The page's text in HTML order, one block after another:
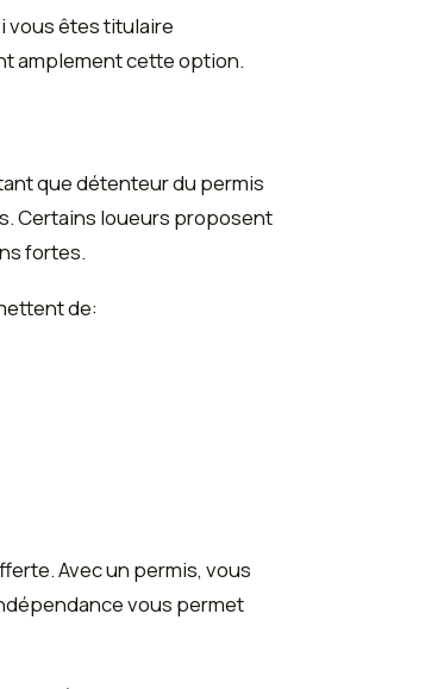
vous êtes titulaire
amplement cette option.
que détenteur du permis
Certains loueurs proposent
fortes.
de:
Avec un permis, vous
vous permet